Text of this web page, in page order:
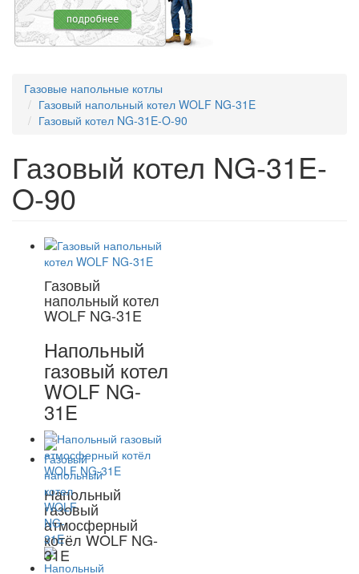
Газовые напольные котлы
Газовый напольный котел WOLF NG-31E
Газовый котел NG-31E-O-90
Газовый котел NG-31E-
O-90
Газовый
напольный котел
WOLF NG-31E
Напольный
газовый котел
WOLF NG-
31E
Напольный
газовый
атмосферный
котёл WOLF NG-
31E